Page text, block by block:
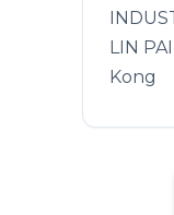
LIN
Kong